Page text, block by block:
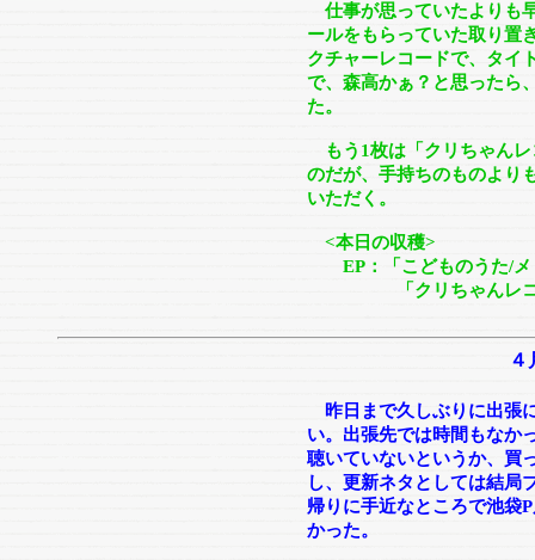
仕事が思っていたよりも
ールをもらっていた取り置
クチャーレコードで、タイ
で、森高かぁ？と思ったら
た。
もう1枚は「クリちゃんレ
のだが、手持ちのものより
いただく。
<本日の収穫>
EP：「こどものうた/メ
「クリちゃんレコー
４
昨日まで久しぶりに出張
い。出張先では時間もなか
聴いていないというか、買
し、更新ネタとしては結局
帰りに手近なところで池袋
かった。